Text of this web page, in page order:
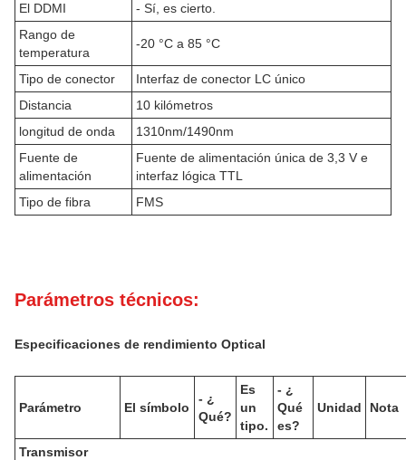
El DDMI
- Sí, es cierto.
Rango de
temperatura
-20 °C a 85 °C
Tipo de conector
Interfaz de conector LC único
Distancia
10 kilómetros
longitud de onda
1310nm/1490nm
Fuente de
alimentación
Fuente de alimentación única de 3,3 V e
interfaz lógica TTL
Tipo de fibra
FMS
Parámetros técnicos:
Especificaciones de rendimiento Optical
Parámetro El símbolo
- ¿
Qué?
Es
un
tipo.
- ¿
Qué
es?
Unidad Nota
Transmisor